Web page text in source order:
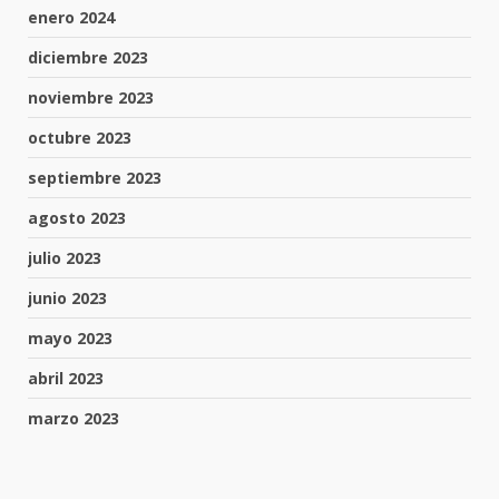
enero 2024
diciembre 2023
noviembre 2023
octubre 2023
septiembre 2023
agosto 2023
julio 2023
junio 2023
mayo 2023
abril 2023
marzo 2023